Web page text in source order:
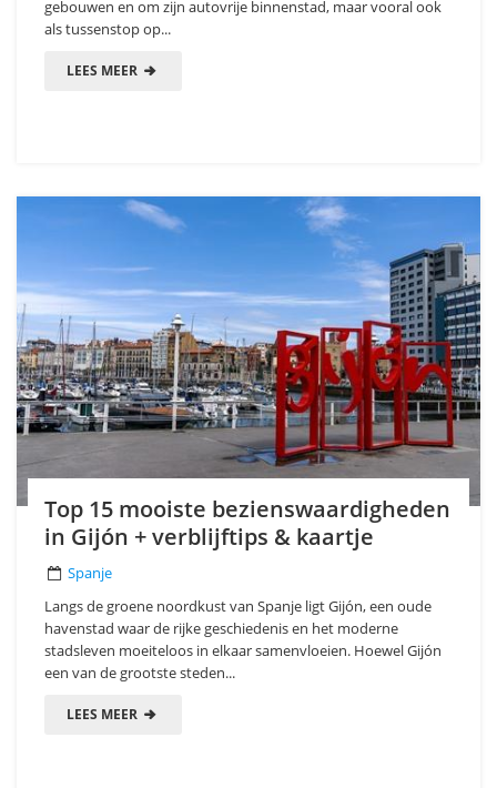
gebouwen en om zijn autovrije binnenstad, maar vooral ook
als tussenstop op...
LEES MEER
Top 15 mooiste bezienswaardigheden
in Gijón + verblijftips & kaartje
Spanje
Langs de groene noordkust van Spanje ligt Gijón, een oude
havenstad waar de rijke geschiedenis en het moderne
stadsleven moeiteloos in elkaar samenvloeien. Hoewel Gijón
een van de grootste steden...
LEES MEER